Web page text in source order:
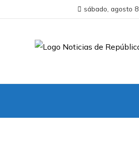
sábado, agosto 8